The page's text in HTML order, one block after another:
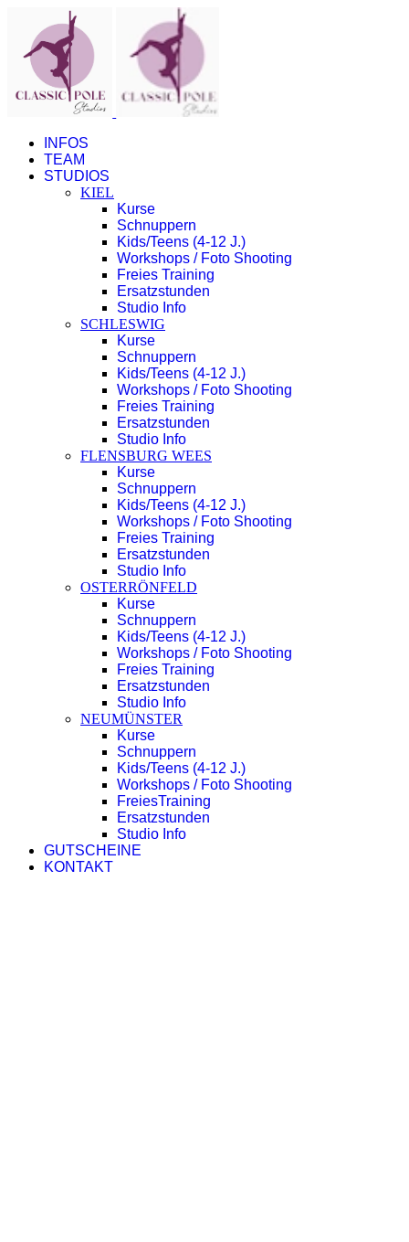
INFOS
TEAM
STUDIOS
KIEL
Kurse
Schnuppern
Kids/Teens (4-12 J.)
Workshops / Foto Shooting
Freies Training
Ersatzstunden
Studio Info
SCHLESWIG
Kurse
Schnuppern
Kids/Teens (4-12 J.)
Workshops / Foto Shooting
Freies Training
Ersatzstunden
Studio Info
FLENSBURG WEES
Kurse
Schnuppern
Kids/Teens (4-12 J.)
Workshops / Foto Shooting
Freies Training
Ersatzstunden
Studio Info
OSTERRÖNFELD
Kurse
Schnuppern
Kids/Teens (4-12 J.)
Workshops / Foto Shooting
Freies Training
Ersatzstunden
Studio Info
NEUMÜNSTER
Kurse
Schnuppern
Kids/Teens (4-12 J.)
Workshops / Foto Shooting
FreiesTraining
Ersatzstunden
Studio Info
GUTSCHEINE
KONTAKT